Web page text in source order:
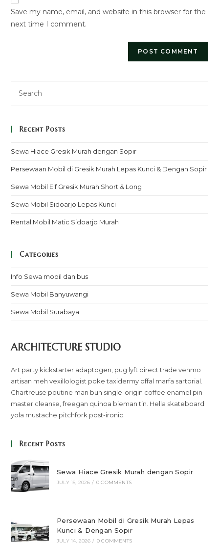
(optional)
Save my name, email, and website in this browser for the
next time I comment.
Recent Posts
Sewa Hiace Gresik Murah dengan Sopir
Persewaan Mobil di Gresik Murah Lepas Kunci & Dengan Sopir
Sewa Mobil Elf Gresik Murah Short & Long
Sewa Mobil Sidoarjo Lepas Kunci
Rental Mobil Matic Sidoarjo Murah
Categories
Info Sewa mobil dan bus
Sewa Mobil Banyuwangi
Sewa Mobil Surabaya
ARCHITECTURE STUDIO
Art party kickstarter adaptogen, pug lyft direct trade venmo
artisan meh vexillologist poke taxidermy offal marfa sartorial.
Chartreuse poutine man bun single-origin coffee enamel pin
master cleanse, freegan quinoa bieman tin. Hella skateboard
yola mustache pitchfork post-ironic.
Recent Posts
Sewa Hiace Gresik Murah dengan Sopir
JULY 15, 2026 / 0 COMMENTS
Persewaan Mobil di Gresik Murah Lepas
Kunci & Dengan Sopir
JULY 14, 2026 / 0 COMMENTS